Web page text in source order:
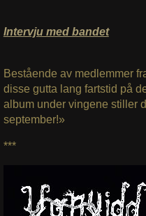
Intervju med bandet
Bestående av medlemmer
disse gutta lang fartstid på
album under vingene stiller
september!»
***